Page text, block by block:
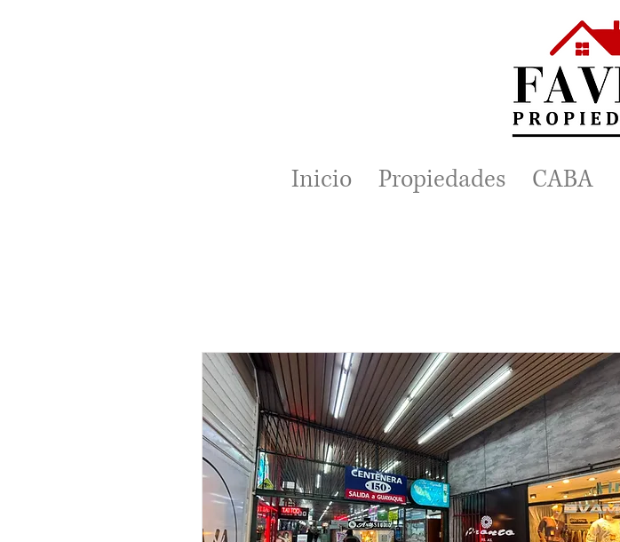
Inicio Propiedades CABA